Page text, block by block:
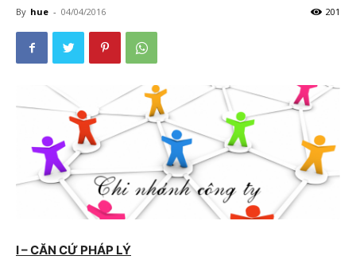
By hue - 04/04/2016 201
I – CĂN CỨ PHÁP LÝ